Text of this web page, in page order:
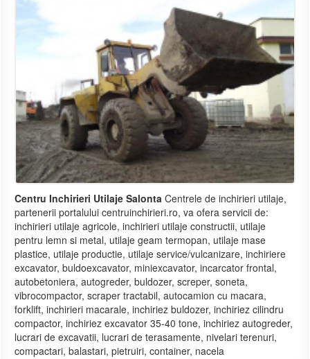
Centru Inchirieri Utilaje Salonta Centrele de inchirieri utilaje,
partenerii portalului centruinchirieri.ro, va ofera servicii de:
inchirieri utilaje agricole, inchirieri utilaje constructii, utilaje
pentru lemn si metal, utilaje geam termopan, utilaje mase
plastice, utilaje productie, utilaje service/vulcanizare, inchiriere
excavator, buldoexcavator, miniexcavator, incarcator frontal,
autobetoniera, autogreder, buldozer, screper, soneta,
vibrocompactor, scraper tractabil, autocamion cu macara,
forklift, inchirieri macarale, inchiriez buldozer, inchiriez cilindru
compactor, inchiriez excavator 35-40 tone, inchiriez autogreder,
lucrari de excavatii, lucrari de terasamente, nivelari terenuri,
compactari, balastari, pietruiri, container, nacela